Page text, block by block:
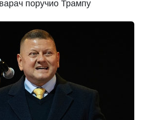
поручио Трампу